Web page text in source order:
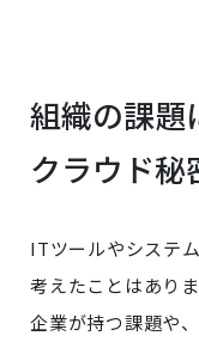
組織の課題
クラウド秘
ITツールやシステ
考えたことはありま
企業が持つ課題や、